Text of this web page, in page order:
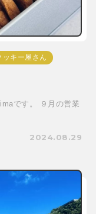
ッキー屋さん
です。 ９月の営業
2024.08.29